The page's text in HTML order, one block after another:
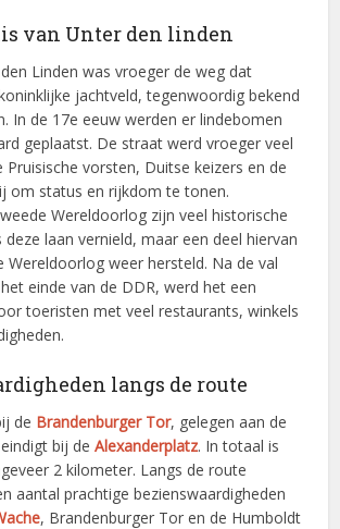
van Unter den linden
Linden was vroeger de weg dat
jachtveld, tegenwoordig bekend
In de 17e eeuw werden er lindebomen
geplaatst. De straat werd vroeger veel
Pruisische vorsten, Duitse keizers en de
om status en rijkdom te tonen.
Wereldoorlog zijn veel historische
deze laan vernield, maar een deel hiervan
Wereldoorlog weer hersteld. Na de val
einde van de DDR, werd het een
toeristen met veel restaurants, winkels
langs de route
de Brandenburger Tor, gelegen aan de
bij deAlexanderplatz. In totaal is
2 kilometer. Langs de route
aantal prachtige bezienswaardigheden
, Brandenburger Tor en de Humboldt